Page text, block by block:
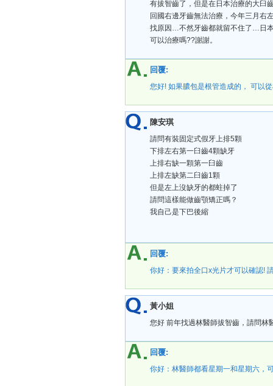
有拔智齒了，但是在日本治療的大臼
回國右邊牙齒無法治療，今年三月右
找原因…不然牙齒都就留不住了…日
可以治療嗎??謝謝。
回覆:
您好! 如果膿包是根管造成的， 可以
陳安琪
請問有裝固定式假牙上排5顆
下排左右第一臼齒4顆缺牙
上排右缺一顆第一臼齒
上排左缺第二臼齒1顆
但是左上沒缺牙的都蛀掉了
請問這樣能做齒顎矯正嗎？
我自己是下巴後縮
回覆:
你好：要來拍全口x光片才可以確認!
黃小姐
您好 前年找過林醫師拔智齒，請問林
回覆:
你好：林醫師都看星期一和星期六，